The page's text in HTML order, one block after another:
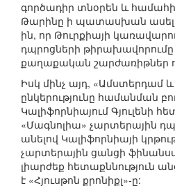
գործադիր տնօրեն և
Թարինը ի պատասխան ասել է
ին, որ Թուրքիայի
դպրոցների թիրախավորումը
քաղաքական շարժառիթներ
Իսկ մինչ այդ, «Ամստերդամ և
ընկերությունը համանման
Կալիֆորնիայում Գյուլենի
«Մագնոլիա» չարտերային
անելով Կալիֆորնիայի
չարտերային ցանցի
լիարժեք հետաքննություն
է «Հյուսթոն քրոնիքլ»-ը: